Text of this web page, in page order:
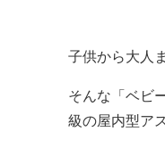
子供から大人
そんな「ベビ
級の屋内型ア